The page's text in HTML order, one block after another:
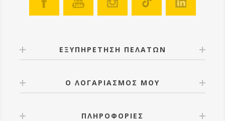
ΕΞΥΠΗΡΕΤΗΣΗ ΠΕΛΑΤΩΝ
Ο ΛΟΓΑΡΙΑΣΜΟΣ ΜΟΥ
ΠΛΗΡΟΦΟΡΙΕΣ